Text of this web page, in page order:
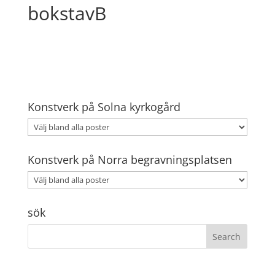
bokstavB
Konstverk på Solna kyrkogård
Konstverk på Norra begravningsplatsen
sök